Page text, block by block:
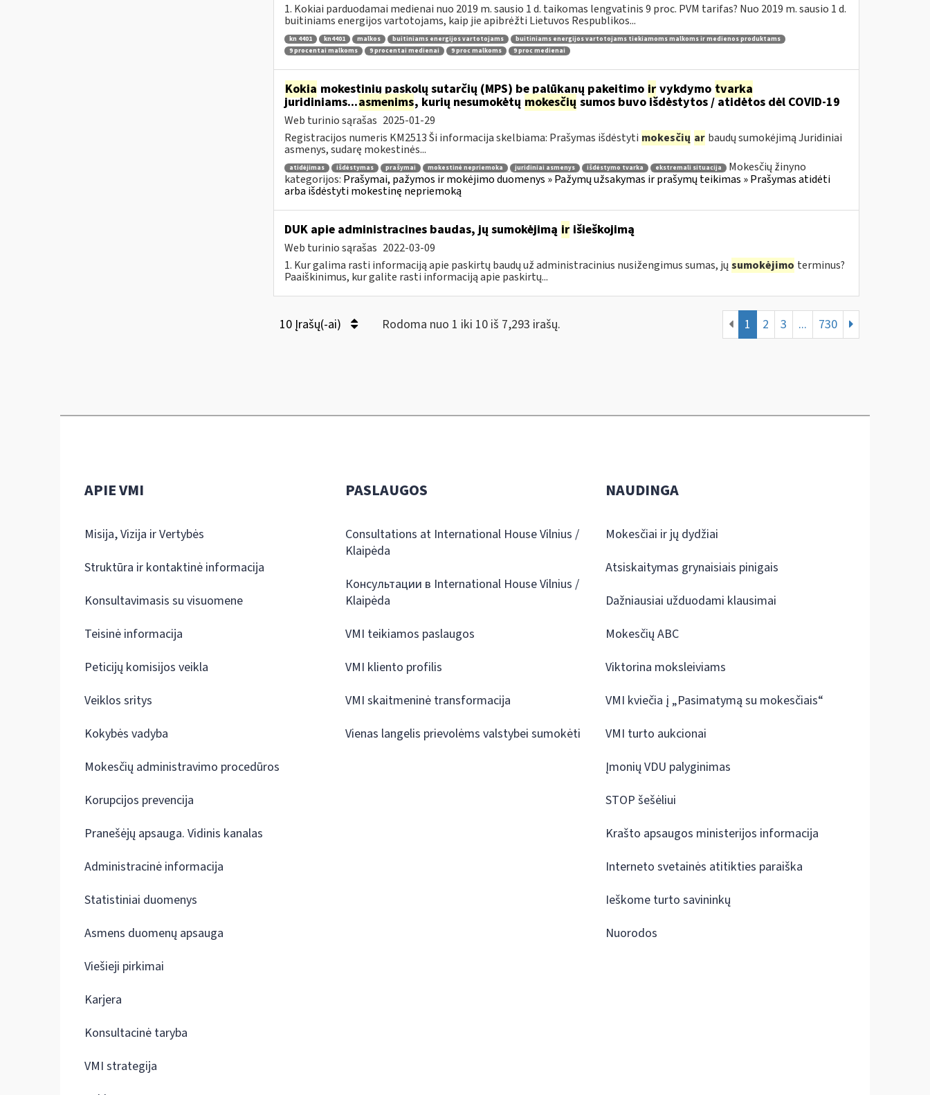
1. Kokiai parduodamai medienai nuo 2019 m. sausio 1 d. taikomas lengvatinis 9 proc. PVM tarifas? Nuo 2019 m. sausio 1 d.
buitiniams energijos vartotojams, kaip jie apibrėžti Lietuvos Respublikos...
kn 4401 kn4401 malkos buitiniams energijos vartotojams
buitiniams energijos vartotojams tiekiamoms malkoms ir medienos produktams
9 procentai malkoms
9 procentai medienai 9 proc malkoms 9 proc medienai
Kokia mokestinių paskolų sutarčių (MPS) be palūkanų pakeitimo irvykdymo tvarka
juridiniams...asmenims, kurių nesumokėtų mokesčių sumos buvo išdėstytos / atidėtos dėl COVID-19
Web turinio sąrašas 2025-01-29
Registracijos numeris KM2513 Ši informacija skelbiama: Prašymas išdėstyti mokesčių ar baudų sumokėjimą Juridiniai
asmenys, sudarę mokestinės...
atidėjimas išdėstymas prašymai mokestinė nepriemoka juridiniai asmenys išdėstymo tvarka ekstremali situacija
Mokesčių žinyno
kategorijos: Prašymai, pažymos ir mokėjimo duomenys » Pažymų užsakymas ir prašymų teikimas » Prašymas atidėti
arba išdėstyti mokestinę nepriemoką
DUK apie administracines baudas, jų sumokėjimą irišieškojimą
Web turinio sąrašas 2022-03-09
1. Kur galima rasti informaciją apie paskirtų baudų už administracinius nusižengimus sumas, jų sumokėjimo terminus?
Paaiškinimus, kur galite rasti informaciją apie paskirtų...
10 Įrašų(-ai) Rodoma nuo 1 iki 10 iš 7,293 irašų. 1 2 3 ... 730
APIE VMI
Misija, Vizija ir Vertybės
Struktūra ir kontaktinė informacija
Konsultavimasis su visuomene
Teisinė informacija
Peticijų komisijos veikla
Veiklos sritys
Kokybės vadyba
Mokesčių administravimo procedūros
Korupcijos prevencija
Pranešėjų apsauga. Vidinis kanalas
Administracinė informacija
Statistiniai duomenys
Asmens duomenų apsauga
Viešieji pirkimai
Karjera
Konsultacinė taryba
VMI strategija
PASLAUGOS
Consultations at International House Vilnius /
Klaipėda
Консультации в International House Vilnius /
Klaipėda
VMI teikiamos paslaugos
VMI kliento profilis
VMI skaitmeninė transformacija
Vienas langelis prievolėms valstybei sumokėti
NAUDINGA
Mokesčiai ir jų dydžiai
Atsiskaitymas grynaisiais pinigais
Dažniausiai užduodami klausimai
Mokesčių ABC
Viktorina moksleiviams
VMI kviečia į „Pasimatymą su mokesčiais“
VMI turto aukcionai
Įmonių VDU palyginimas
STOP šešėliui
Krašto apsaugos ministerijos informacija
Interneto svetainės atitikties paraiška
Ieškome turto savininkų
Nuorodos